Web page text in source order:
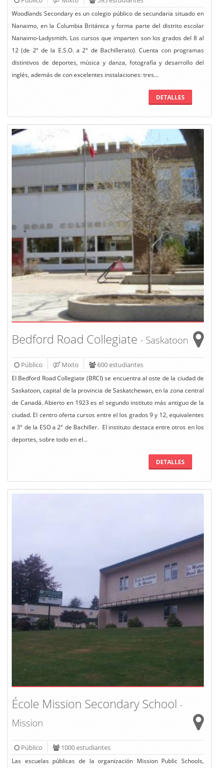
Woodlands Secondary es un colegio público de secundaria situado en
Nanaimo, en la Columbia Británica y forma parte del distrito escolar
Nanaimo-Ladysmith. Los cursos que imparten son los grados del 8 al
12 (de 2º de la E.S.O. a 2º de Bachillerato). Cuenta con programas
distintivos de deportes, música y danza, fotografía y desarrollo del
inglés, además de con excelentes instalaciones: tres...
DETALLES
Bedford Road Collegiate - Saskatoon
Público Mixto 600 estudiantes
El Bedford Road Collegiate (BRCI) se encuentra al oste de la ciudad de
Saskatoon, capital de la provincia de Saskatchewan, en la zona central
de Canadá. Abierto en 1923 es el segundo instituto más antiguo de la
ciudad. El centro oferta cursos entre el los grados 9 y 12, equivalentes
a 3º de la ESO a 2º de Bachiller. El instituto destaca entre otros en los
deportes, sobre todo en el...
DETALLES
École Mission Secondary School -
Mission
Público 1000 estudiantes
Las escuelas públicas de la organización Mission Public Schools,